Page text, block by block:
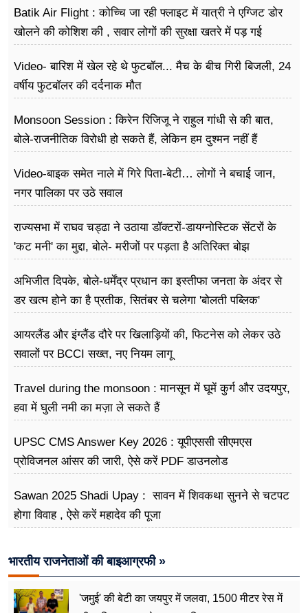
Batik Air Flight : कोच्चि जा रही फ्लाइट में यात्री ने एग्जिट डोर
खोलने की कोशिश की , सवार लोगों की सुरक्षा खतरे में पड़ गई
Video- बारिश में खेल रहे थे फुटबॉल... मैच के बीच गिरी बिजली, 24
वर्षीय फुटबॉलर की दर्दनाक मौत
Monsoon Session : किरेन रिजिजू ने राहुल गांधी से की बात,
बोले-राजनीतिक विरोधी हो सकते हैं, लेकिन हम दुश्मन नहीं हैं
Video-बाइक समेत नाले में गिरे पिता-बेटी… लोगों ने बचाई जान,
नगर पालिका पर उठे सवाल
राज्यसभा में राघव चड्ढा ने उठाया डॉक्टरों-डायग्नोस्टिक सेंटरों के
'कट मनी' का मुद्दा, बोले- मरीजों पर पड़ता है अ​तिरिक्त बोझ
अभिजीत दिपके, बोले-धर्मेंद्र प्रधान का इस्तीफा जनता के अंदर से
डर खत्म होने का है प्रतीक, सितंबर से चलेगा 'बोलती पब्लिक'
आयरलैंड और इंग्लैंड दौरे पर खिलाड़ियों की, फिटनेस को लेकर उठे
सवालों पर BCCI सख्त, नए नियम लागू
Travel during the monsoon : मानसून में घूमें कुर्ग और उदयपुर,
हवा में घुली नमी का मज़ा ले सकते हैं
UPSC CMS Answer Key 2026 : यूपीएससी सीएमएस
प्रोविजनल आंसर की जारी, ऐसे करें PDF डाउनलोड
Sawan 2025 Shadi Upay : सावन में शिवकथा सुनने से चटपट
होगा विवाह , ऐसे करें महादेव की पूजा
भारतीय राजनेताओं की बाइआग्रफी »
'जमुई' की बेटी का जयपुर में जलवा, 1500 मीटर रेस में